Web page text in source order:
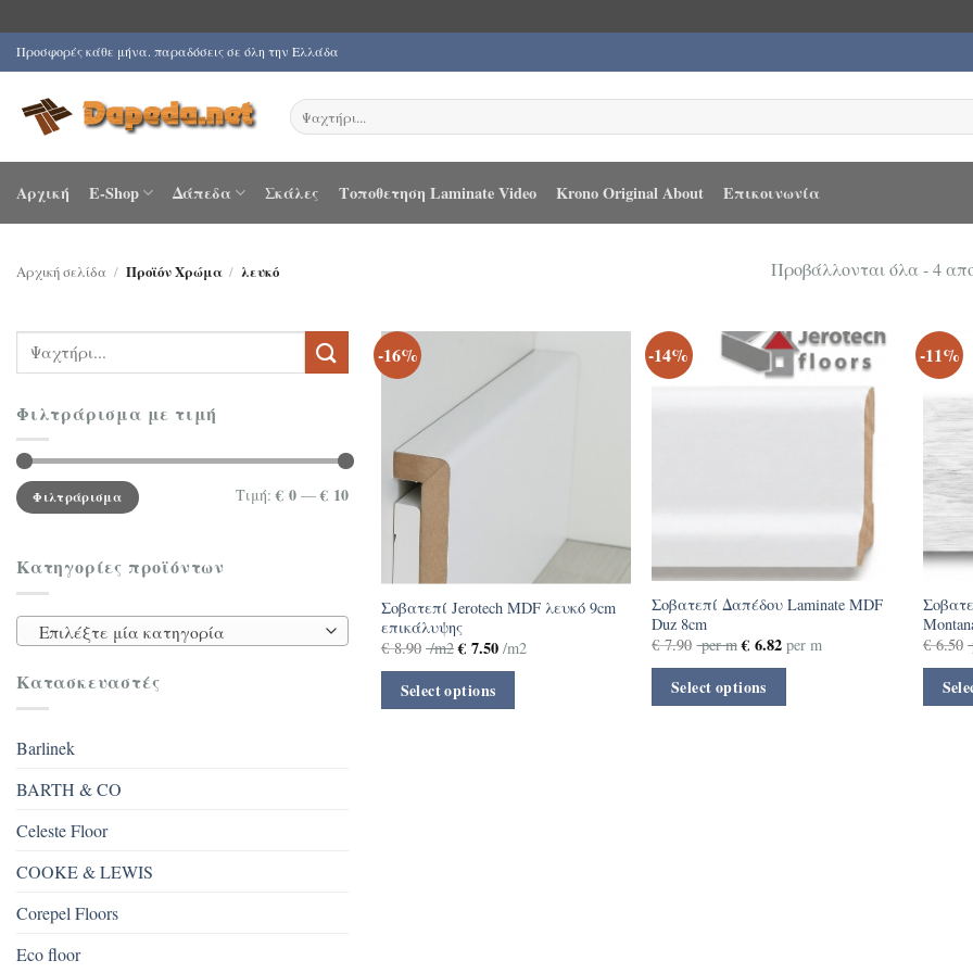
Μετάβαση
στο
περιεχόμενο
Προσφορές κάθε μήνα. παραδόσεις σε όλη την Ελλάδα
Αναζήτηση
για:
Αρχική E-Shop Δάπεδα Σκάλες Τοποθετηση Laminate Video Krono Original About Επικοινωνία
Αρχική σελίδα / Προϊόν Χρώμα / λευκό Προβάλλονται όλα - 4
Αναζήτηση
για:
Φιλτράρισμα με τιμή
Ελάχιστη
τιμή
Μέγιστη
τιμήΦιλτράρισμα Τιμή:€ 0 —€ 10
Κατηγορίες προϊόντων
Επιλέξτε μία κατηγορία
Κατασκευαστές
Barlinek
BARTH & CO
Celeste Floor
COOKE & LEWIS
Corepel Floors
Eco floor
-16%
Σοβατεπί Jerotech MDF λευκό 9cm
επικάλυψης
€8.90 /m2 € 7.50 /m2
Select options
-14%
Σοβατεπί Δαπέδου Laminate MDF
Duz 8cm
€7.90 per m €6.82per m
Select options
-11%
€6.50